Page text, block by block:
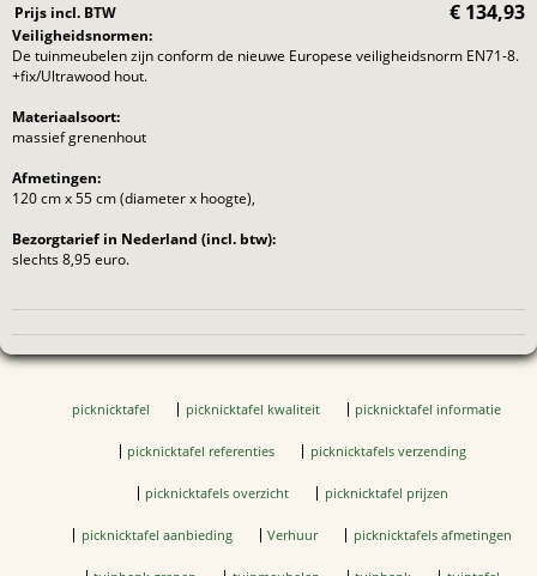
Prijs incl. BTW € 134,93
Veiligheidsnormen:
De tuinmeubelen zijn conform de nieuwe Europese veiligheidsnorm EN71-8.
+fix/Ultrawood hout.
Materiaalsoort:
massief grenenhout
Afmetingen:
120 cm x 55 cm (diameter x hoogte),
Bezorgtarief in Nederland (incl. btw):
slechts 8,95 euro.
picknicktafel picknicktafel kwaliteit picknicktafel informatie
picknicktafel referenties picknicktafels verzending
picknicktafels overzicht picknicktafel prijzen
picknicktafel aanbieding Verhuur picknicktafels afmetingen